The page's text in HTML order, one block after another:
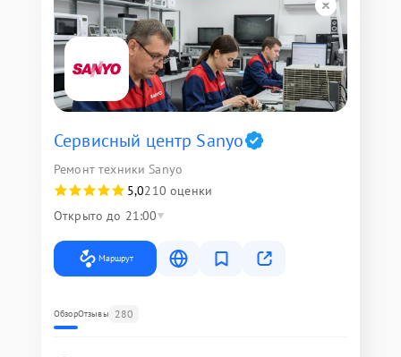
Сервисный центр Sanyo
Ремонт техники Sanyo
5,0210 оценки
Открыто до 21:00
Маршрут
ОбзорОтзывы 280